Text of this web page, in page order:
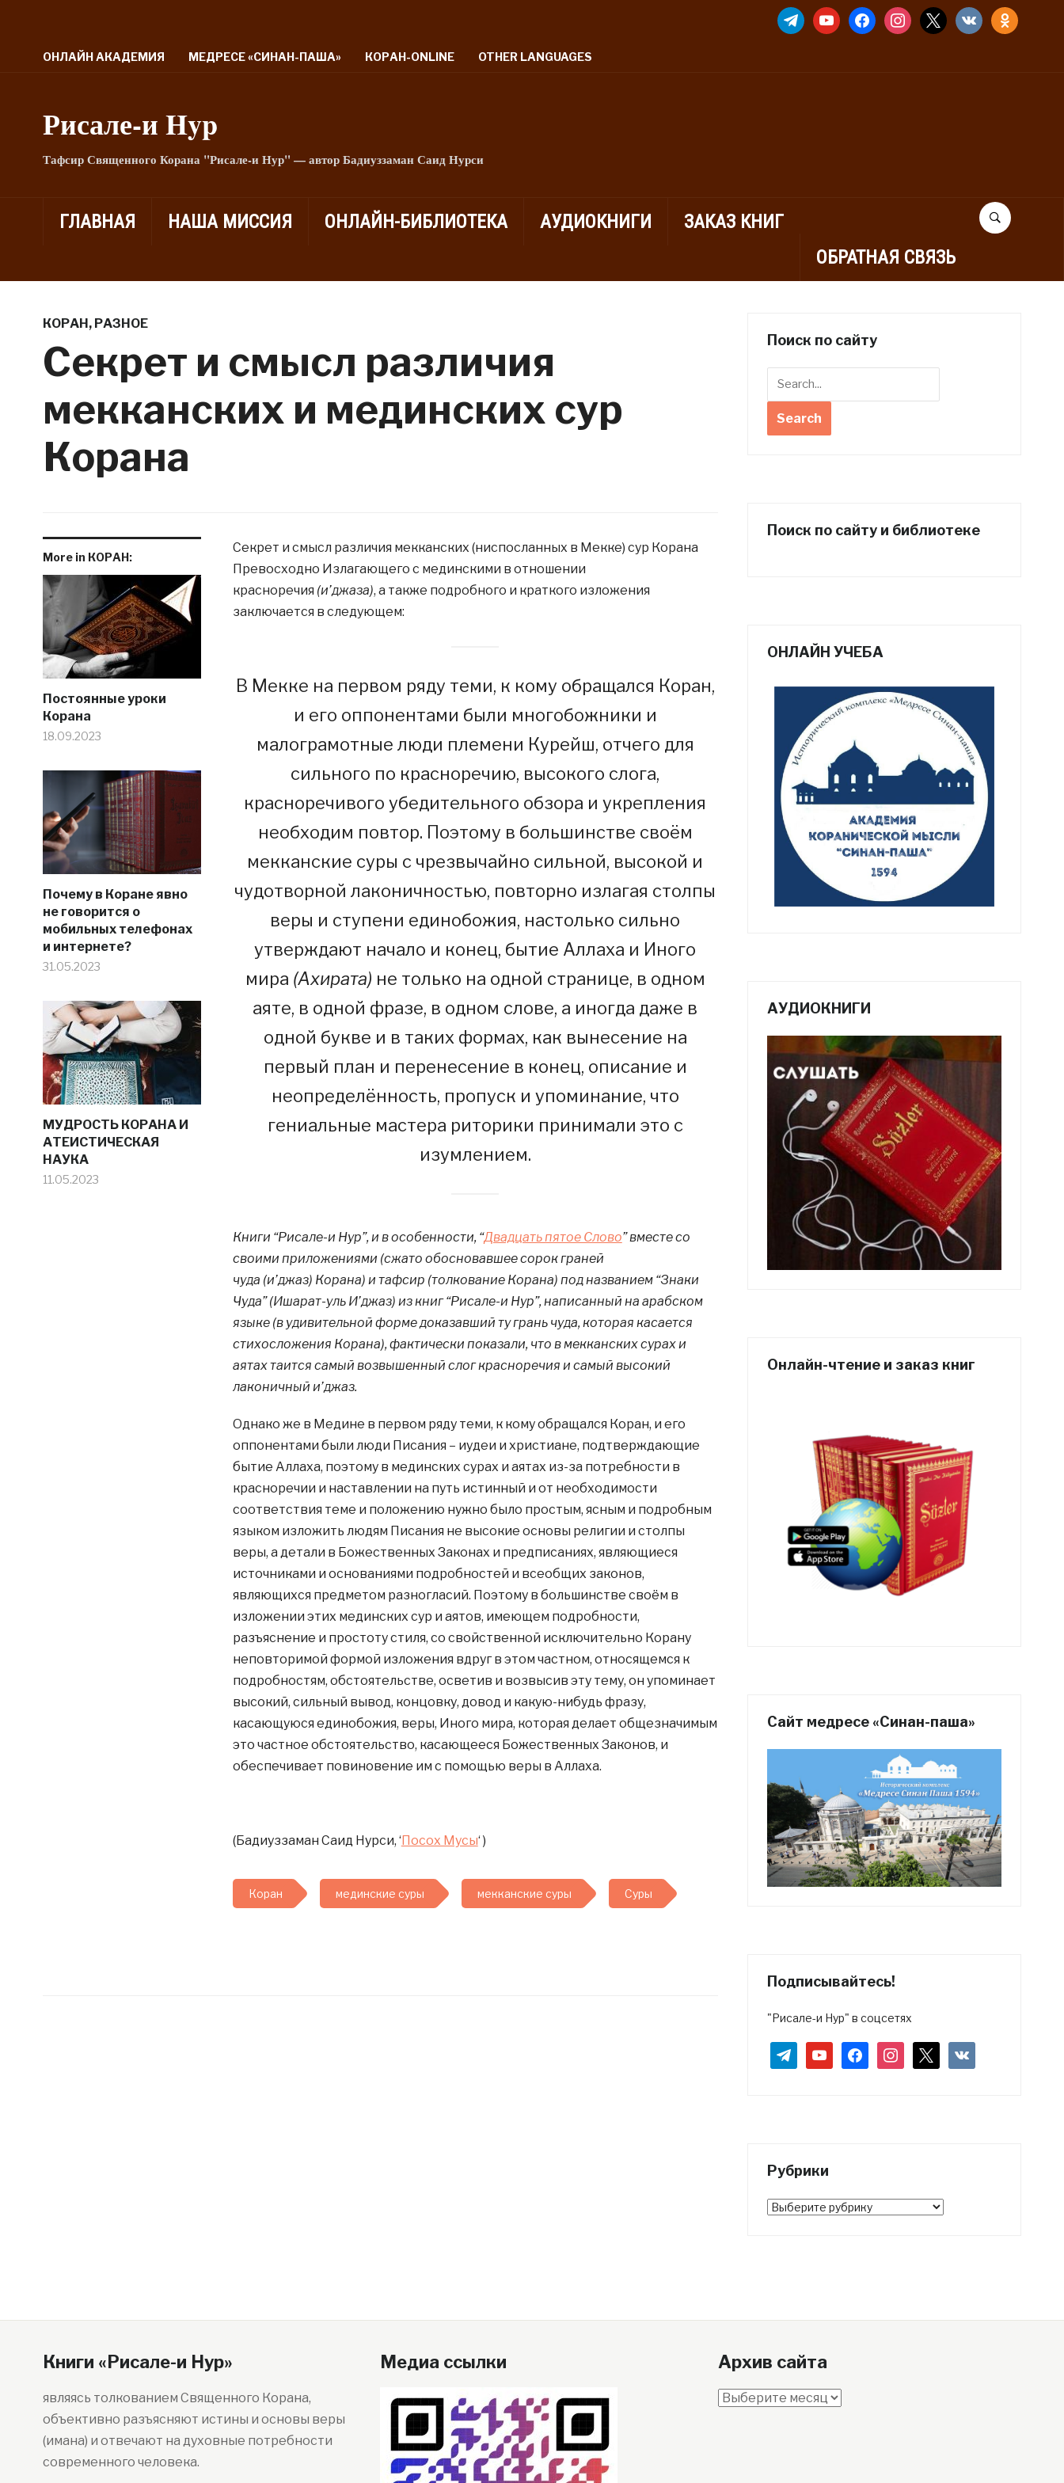
TELEGRAMYOUTUBEFACEBOOKINSTAGRAM
X VKONTAKTE
ОНЛАЙН АКАДЕМИЯ МЕДРЕСЕ «СИНАН-ПАША» КОРАН-ONLINE OTHER LANGUAGES
Рисале-и Hyp
Тафсир Священного Корана "Рисале-и Нур" — автор Бадиуззаман Саид Нурси
ГЛАВНАЯ НАША МИССИЯ ОНЛАЙН-БИБЛИОТЕКА АУДИОКНИГИ
ЗАКАЗ КНИГ
ОБРАТНАЯ СВЯЗЬ
КОРАН, РАЗНОЕ
Секрет и смысл различия
мекканских и мединских сур
Корана
More in КОРАН:
Постоянные уроки
Корана
18.09.2023
Почему в Коране явно
не говорится о
мобильных телефонах
и интернете?
31.05.2023
МУДРОСТЬ КОРАНА И
АТЕИСТИЧЕСКАЯ
НАУКА
11.05.2023
Секрет и смысл различия мекканских (ниспосланных в Мекке) сур Корана
Превосходно Излагающего с мединскими в отношении
красноречия (и’джаза), а также подробного и краткого изложения
заключается в следующем:
В Мекке на первом ряду теми, к кому обращался Коран,
и его оппонентами были многобожники и
малограмотные люди племени Курейш, отчего для
сильного по красноречию, высокого слога,
красноречивого убедительного обзора и укрепления
необходим повтор. Поэтому в большинстве своём
мекканские суры с чрезвычайно сильной, высокой и
чудотворной лаконичностью, повторно излагая столпы
веры и ступени единобожия, настолько сильно
утверждают начало и конец, бытие Аллаха и Иного
мира (Ахирата) не только на одной странице, в одном
аяте, в одной фразе, в одном слове, а иногда даже в
одной букве и в таких формах, как вынесение на
первый план и перенесение в конец, описание и
неопределённость, пропуск и упоминание, что
гениальные мастера риторики принимали это с
изумлением.
Книги “Рисале-и Нур”, и в особенности, “Двадцать пятое Слово” вместе со
своими приложениями (сжато обосновавшее сорок граней
чуда (и’джаз) Корана) и тафсир (толкование Корана) под названием “Знаки
Чуда” (Ишарат-уль И’джаз) из книг “Рисале-и Нур”, написанный на арабском
языке (в удивительной форме доказавший ту грань чуда, которая касается
стихосложения Корана), фактически показали, что в мекканских сурах и
аятах таится самый возвышенный слог красноречия и самый высокий
лаконичный и’джаз.
Однако же в Медине в первом ряду теми, к кому обращался Коран, и его
оппонентами были люди Писания – иудеи и христиане, подтверждающие
бытие Аллаха, поэтому в мединских сурах и аятах из-за потребности в
красноречии и наставлении на путь истинный и от необходимости
соответствия теме и положению нужно было простым, ясным и подробным
языком изложить людям Писания не высокие основы религии и столпы
веры, а детали в Божественных Законах и предписаниях, являющиеся
источниками и основаниями подробностей и всеобщих законов,
являющихся предметом разногласий. Поэтому в большинстве своём в
изложении этих мединских сур и аятов, имеющем подробности,
разъяснение и простоту стиля, со свойственной исключительно Корану
неповторимой формой изложения вдруг в этом частном, относящемся к
подробностям, обстоятельстве, осветив и возвысив эту тему, он упоминает
высокий, сильный вывод, концовку, довод и какую-нибудь фразу,
касающуюся единобожия, веры, Иного мира, которая делает общезначимым
это частное обстоятельство, касающееся Божественных Законов, и
обеспечивает повиновение им с помощью веры в Аллаха.
(Бадиуззаман Саид Нурси, ‘Посох Мусы‘ )
Коран мединские суры мекканские суры Суры
Поиск по сайту
Поиск по сайту и библиотеке
ОНЛАЙН УЧЕБА
АУДИОКНИГИ
Онлайн-чтение и заказ книг
Сайт медресе «Синан-паша»
Подписывайтесь!
"Рисале-и Нур" в соцсетях
telegramyoutubefacebookinstagram vkontakte
Рубрики
Рубрики
Книги «Рисале-и Нур»
являясь толкованием Священного Корана,
объективно разъясняют истины и основы веры
(имана) и отвечают на духовные потребности
современного человека.
Медиа ссылки Архив сайта
Архив